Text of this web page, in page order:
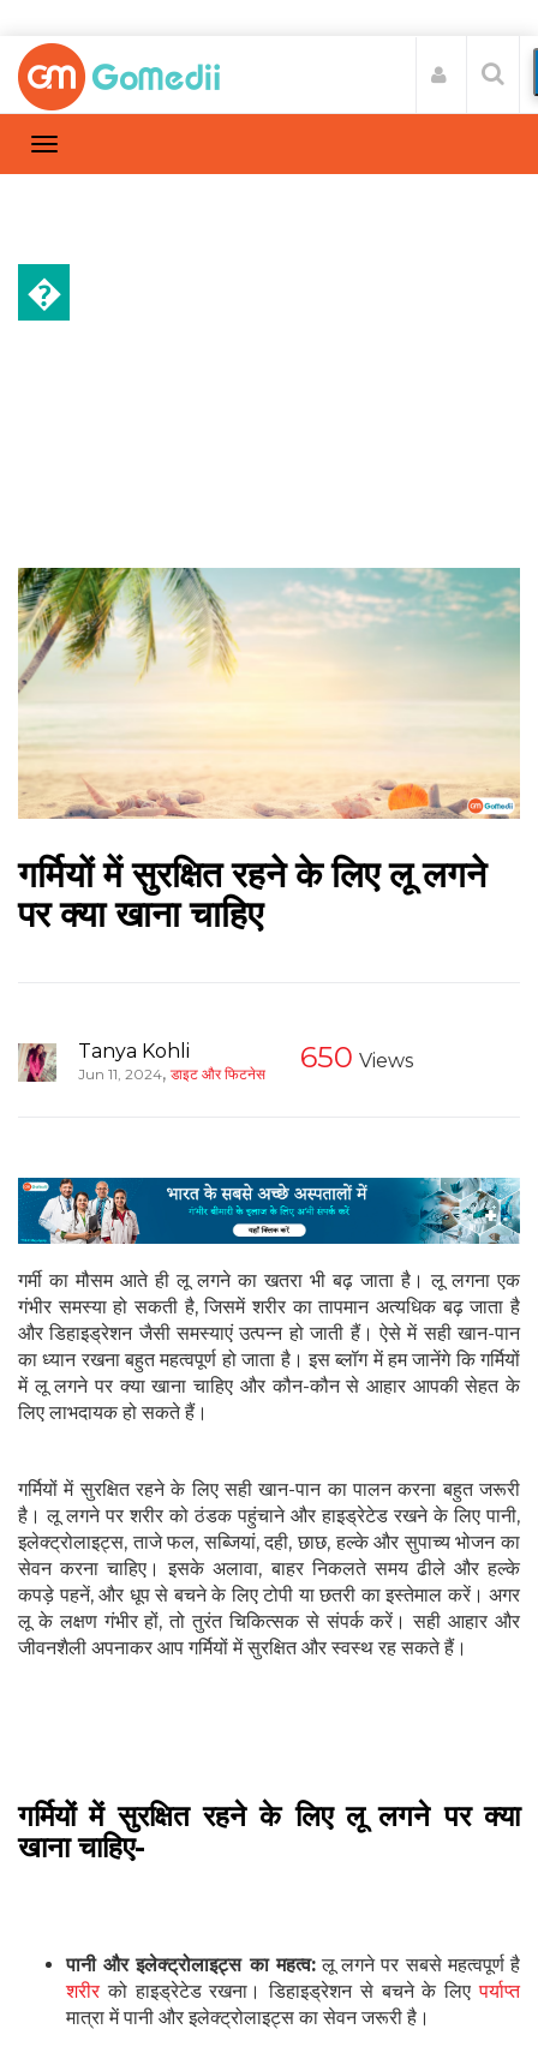
�
गर्मियों में सुरक्षित रहने के लिए लू लगने
पर क्या खाना चाहिए
Tanya Kohli
Jun 11, 2024, डाइट और फिटनेस 650 Views
गर्मी का मौसम आते ही लू लगने का खतरा भी बढ़ जाता है। लू लगना एक
गंभीर समस्या हो सकती है, जिसमें शरीर का तापमान अत्यधिक बढ़ जाता है
और डिहाइड्रेशन जैसी समस्याएं उत्पन्न हो जाती हैं। ऐसे में सही खान-पान
का ध्यान रखना बहुत महत्वपूर्ण हो जाता है। इस ब्लॉग में हम जानेंगे कि गर्मियों
में लू लगने पर क्या खाना चाहिए और कौन-कौन से आहार आपकी सेहत के
लिए लाभदायक हो सकते हैं।
गर्मियों में सुरक्षित रहने के लिए सही खान-पान का पालन करना बहुत जरूरी
है। लू लगने पर शरीर को ठंडक पहुंचाने और हाइड्रेटेड रखने के लिए पानी,
इलेक्ट्रोलाइट्स, ताजे फल, सब्जियां, दही, छाछ, हल्के और सुपाच्य भोजन का
सेवन करना चाहिए। इसके अलावा, बाहर निकलते समय ढीले और हल्के
कपड़े पहनें, और धूप से बचने के लिए टोपी या छतरी का इस्तेमाल करें। अगर
लू के लक्षण गंभीर हों, तो तुरंत चिकित्सक से संपर्क करें। सही आहार और
जीवनशैली अपनाकर आप गर्मियों में सुरक्षित और स्वस्थ रह सकते हैं।
गर्मियों में सुरक्षित रहने के लिए लू लगने पर क्या
खाना चाहिए-
पानी और इलेक्ट्रोलाइट्स का महत्व:लू लगने पर सबसे महत्वपूर्ण है
शरीरको हाइड्रेटेड रखना। डिहाइड्रेशन से बचने के लिएपर्याप्त
मात्रा में पानी और इलेक्ट्रोलाइट्स का सेवन जरूरी है।